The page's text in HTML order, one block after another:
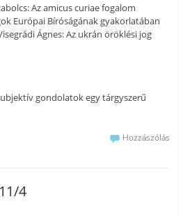
Az amicus curiae fogalom
Európai Bíróságának gyakorlatában
Ágnes: Az ukrán öröklési jog
gondolatok egy tárgyszerű
Hozzászólás
4